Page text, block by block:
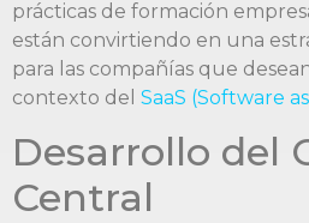
prácticas de formación
están convirtiendo en una
para las compañías que
contexto del SaaS (Software
Desarrollo del
Central